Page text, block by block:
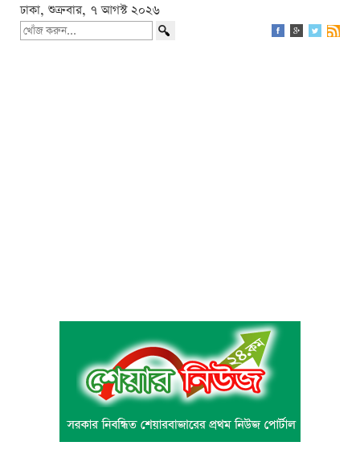
ঢাকা, শুক্রবার, ৭ আগস্ট ২০২৬